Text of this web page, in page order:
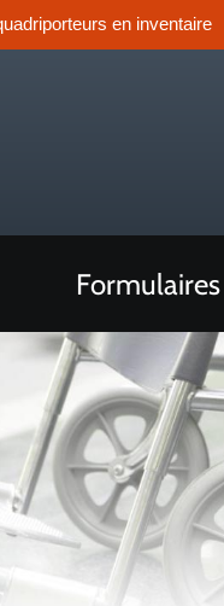
en inventaire
Formulaires